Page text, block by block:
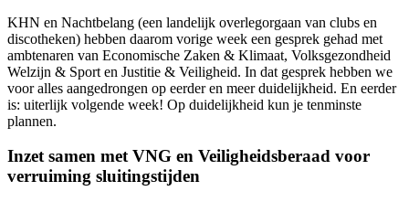
KHN en Nachtbelang (een landelijk overlegorgaan van clubs en
discotheken) hebben daarom vorige week een gesprek gehad met
ambtenaren van Economische Zaken & Klimaat, Volksgezondheid
Welzijn & Sport en Justitie & Veiligheid. In dat gesprek hebben we
voor alles aangedrongen op eerder en meer duidelijkheid. En eerder
is: uiterlijk volgende week! Op duidelijkheid kun je tenminste
plannen.
Inzet samen met VNG en Veiligheidsberaad voor
verruiming sluitingstijden